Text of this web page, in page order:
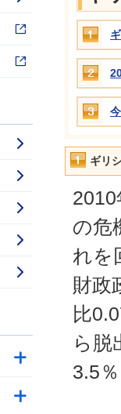
ギリ
の危
れを
財政
比
ら脱
3.5